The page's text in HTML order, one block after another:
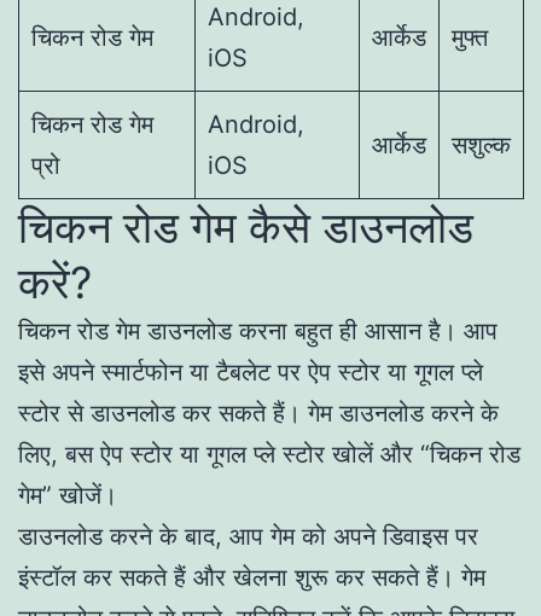
चिकन रोड गेम
Android,
iOS
आर्केड मुफ्त
चिकन रोड गेम
प्रो
Android,
iOS
आर्केड सशुल्क
चिकन रोड गेम कैसे डाउनलोड
करें?
चिकन रोड गेम डाउनलोड करना बहुत ही आसान है। आप
इसे अपने स्मार्टफोन या टैबलेट पर ऐप स्टोर या गूगल प्ले
स्टोर से डाउनलोड कर सकते हैं। गेम डाउनलोड करने के
लिए, बस ऐप स्टोर या गूगल प्ले स्टोर खोलें और “चिकन रोड
गेम” खोजें।
डाउनलोड करने के बाद, आप गेम को अपने डिवाइस पर
इंस्टॉल कर सकते हैं और खेलना शुरू कर सकते हैं। गेम